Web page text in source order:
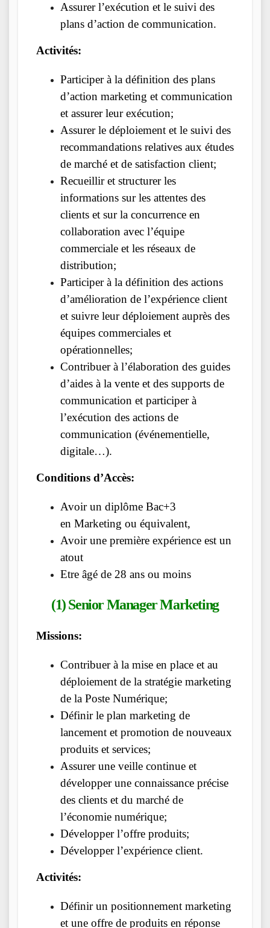
Assurer l’exécution et le suivi des
plans d’action de communication.
Activités:
Participer à la définition des plans
d’action marketing et communication
et assurer leur exécution;
Assurer le déploiement et le suivi des
recommandations relatives aux études
de marché et de satisfaction client;
Recueillir et structurer les
informations sur les attentes des
clients et sur la concurrence en
collaboration avec l’équipe
commerciale et les réseaux de
distribution;
Participer à la définition des actions
d’amélioration de l’expérience client
et suivre leur déploiement auprès des
équipes commerciales et
opérationnelles;
Contribuer à l’élaboration des guides
d’aides à la vente et des supports de
communication et participer à
l’exécution des actions de
communication (événementielle,
digitale…).
Conditions d’Accès:
Avoir un diplôme Bac+3
en Marketing ou équivalent,
Avoir une première expérience est un
atout
Etre âgé de 28 ans ou moins
(1) Senior Manager Marketing
Missions:
Contribuer à la mise en place et au
déploiement de la stratégie marketing
de la Poste Numérique;
Définir le plan marketing de
lancement et promotion de nouveaux
produits et services;
Assurer une veille continue et
développer une connaissance précise
des clients et du marché de
l’économie numérique;
Développer l’offre produits;
Développer l’expérience client.
Activités:
Définir un positionnement marketing
et une offre de produits en réponse